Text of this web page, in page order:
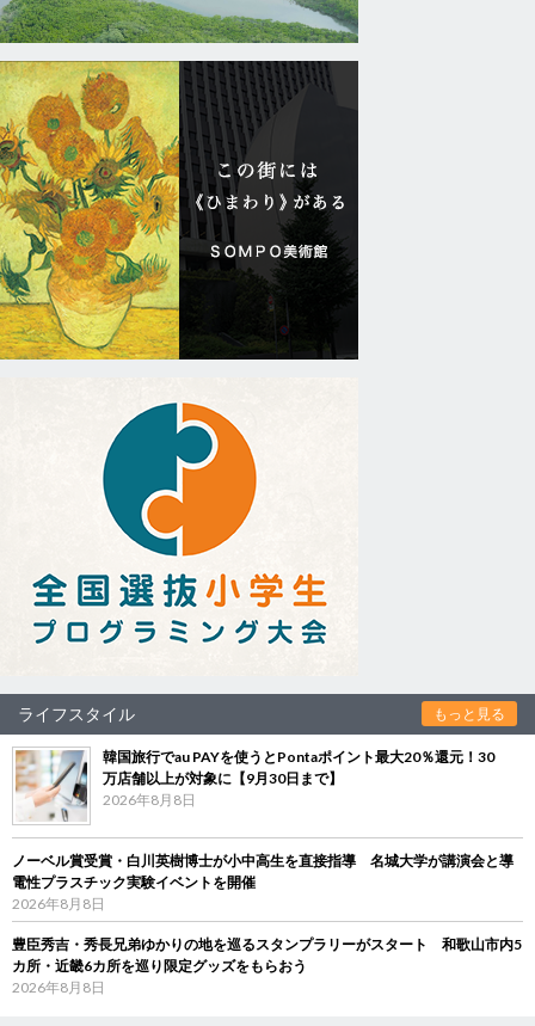
ライフスタイル もっと見る
韓国旅行でau PAYを使うとPontaポイント最大20％還元！30
万店舗以上が対象に【9月30日まで】
2026年8月8日
ノーベル賞受賞・白川英樹博士が小中高生を直接指導 名城大学が講演会と導
電性プラスチック実験イベントを開催
2026年8月8日
豊臣秀吉・秀長兄弟ゆかりの地を巡るスタンプラリーがスタート 和歌山市内5
カ所・近畿6カ所を巡り限定グッズをもらおう
2026年8月8日